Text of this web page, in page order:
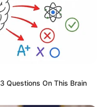
Questions On This Brain